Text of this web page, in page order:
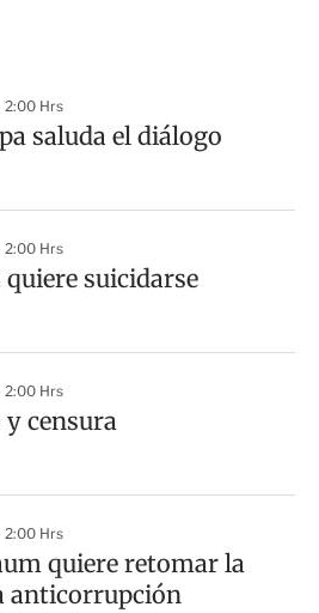
2:00 Hrs
saluda el diálogo
2:00 Hrs
suicidarse
2:00 Hrs
censura
2:00 Hrs
quiere retomar la
anticorrupción